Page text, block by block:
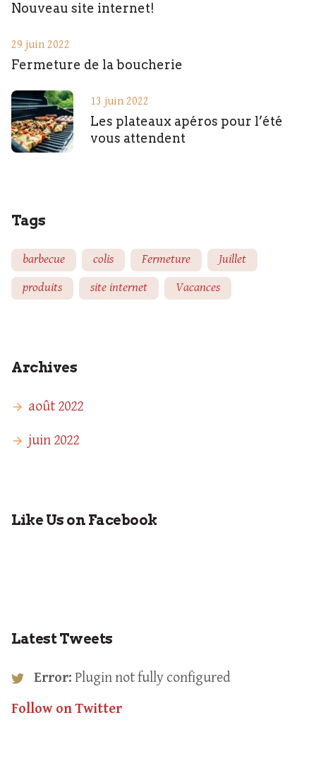
Nouveau site internet!
29 juin 2022
Fermeture de la boucherie
13 juin 2022
Les plateaux apéros pour l’été
vous attendent
Tags
barbecue colis Fermeture
Juillet
produits
site internet Vacances
Archives
août 2022
juin 2022
Like Us on Facebook
Latest Tweets
Error: Plugin not fully configured
Follow on Twitter